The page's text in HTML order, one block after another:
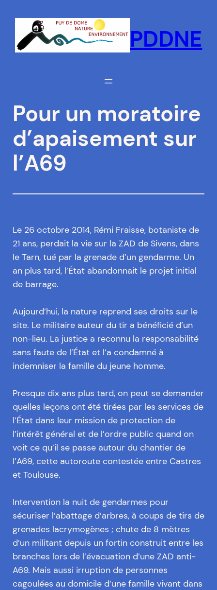
contenu
PDDNE
Pour un moratoire
d’apaisement sur
l’A69
Le 26 octobre 2014, Rémi Fraisse, botaniste de
21 ans, perdait la vie sur la ZAD de Sivens, dans
le Tarn, tué par la grenade d’un gendarme. Un
an plus tard, l’État abandonnait le projet initial
de barrage.
Aujourd’hui, la nature reprend ses droits sur le
site. Le militaire auteur du tir a bénéficié d’un
non-lieu. La justice a reconnu la responsabilité
sans faute de l’État et l’a condamné à
indemniser la famille du jeune homme.
Presque dix ans plus tard, on peut se demander
quelles leçons ont été tirées par les services de
l’État dans leur mission de protection de
l’intérêt général et de l’ordre public quand on
voit ce qu’il se passe autour du chantier de
l’A69, cette autoroute contestée entre Castres
et Toulouse.
Intervention la nuit de gendarmes pour
sécuriser l’abattage d’arbres, à coups de tirs de
grenades lacrymogènes ; chute de 8 mètres
d’un militant depuis un fortin construit entre les
branches lors de l’évacuation d’une ZAD anti-
A69. Mais aussi irruption de personnes
cagoulées au domicile d’une famille vivant dans